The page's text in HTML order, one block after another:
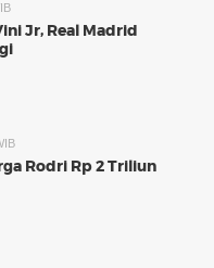
Jr, Real Madrid
Rodri Rp 2 Triliun